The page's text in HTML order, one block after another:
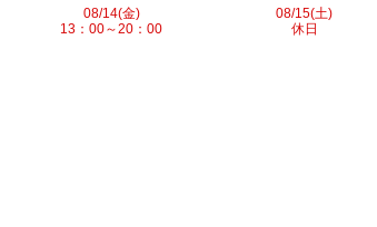
08/14(金)
13：00～20：00
08/15(土)
休日